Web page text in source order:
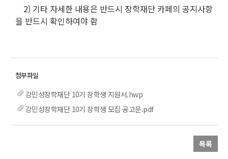
2) 기타 자세한 내용은 반드시 장학재단 카페의 공지사항
을 반드시 확인하여야 함
강민성장학재단 10기 장학생 지원서.hwp
강민성장학재단 10기 장학생 모집 공고문.pdf
목록